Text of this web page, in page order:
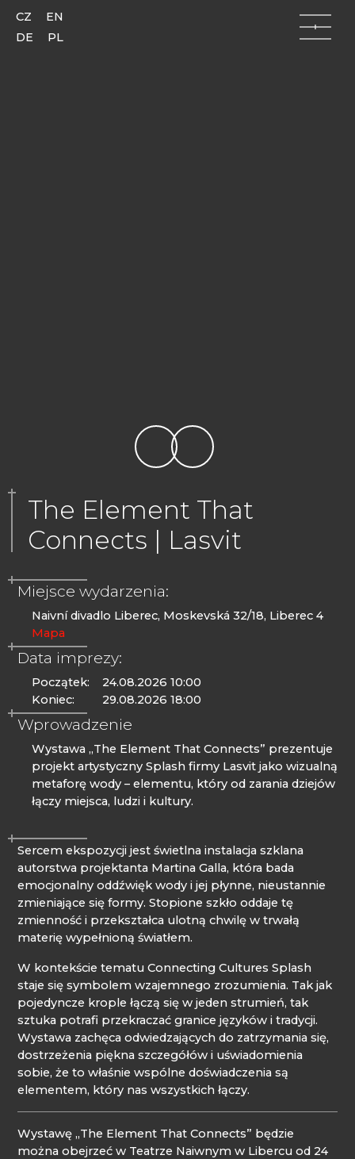
CZ
EN
DE
PL
The Element That
Connects | Lasvit
Miejsce wydarzenia:
Naivní divadlo Liberec, Moskevská 32/18, Liberec 4
Mapa
Data imprezy:
Początek:
Koniec:
24.08.2026 10:00
29.08.2026 18:00
Wprowadzenie
Wystawa „The Element That Connects” prezentuje
projekt artystyczny Splash firmy Lasvit jako wizualną
metaforę wody – elementu, który od zarania dziejów
łączy miejsca, ludzi i kultury.
Sercem ekspozycji jest świetlna instalacja szklana
autorstwa projektanta Martina Galla, która bada
emocjonalny oddźwięk wody i jej płynne, nieustannie
zmieniające się formy. Stopione szkło oddaje tę
zmienność i przekształca ulotną chwilę w trwałą
materię wypełnioną światłem.
W kontekście tematu Connecting Cultures Splash
staje się symbolem wzajemnego zrozumienia. Tak jak
pojedyncze krople łączą się w jeden strumień, tak
sztuka potrafi przekraczać granice języków i tradycji.
Wystawa zachęca odwiedzających do zatrzymania się,
dostrzeżenia piękna szczegółów i uświadomienia
sobie, że to właśnie wspólne doświadczenia są
elementem, który nas wszystkich łączy.
Wystawę „The Element That Connects” będzie
można obejrzeć w Teatrze Naiwnym w Libercu od 24